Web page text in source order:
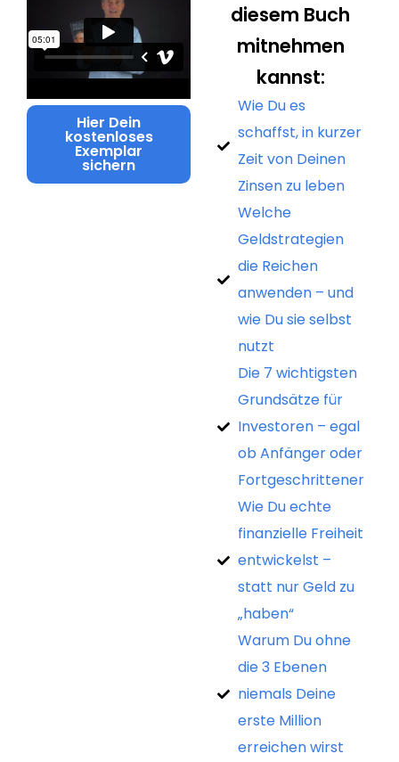
Hier Dein
kostenloses
Exemplar
sichern
diesem Buch
mitnehmen
kannst:
Wie Du es
schaffst, in kurzer
Zeit von Deinen
Zinsen zu leben
Welche
Geldstrategien
die Reichen
anwenden – und
wie Du sie selbst
nutzt
Die 7 wichtigsten
Grundsätze für
Investoren – egal
ob Anfänger oder
Fortgeschrittener
Wie Du echte
finanzielle Freiheit
entwickelst –
statt nur Geld zu
„haben“
Warum Du ohne
die 3 Ebenen
niemals Deine
erste Million
erreichen wirst